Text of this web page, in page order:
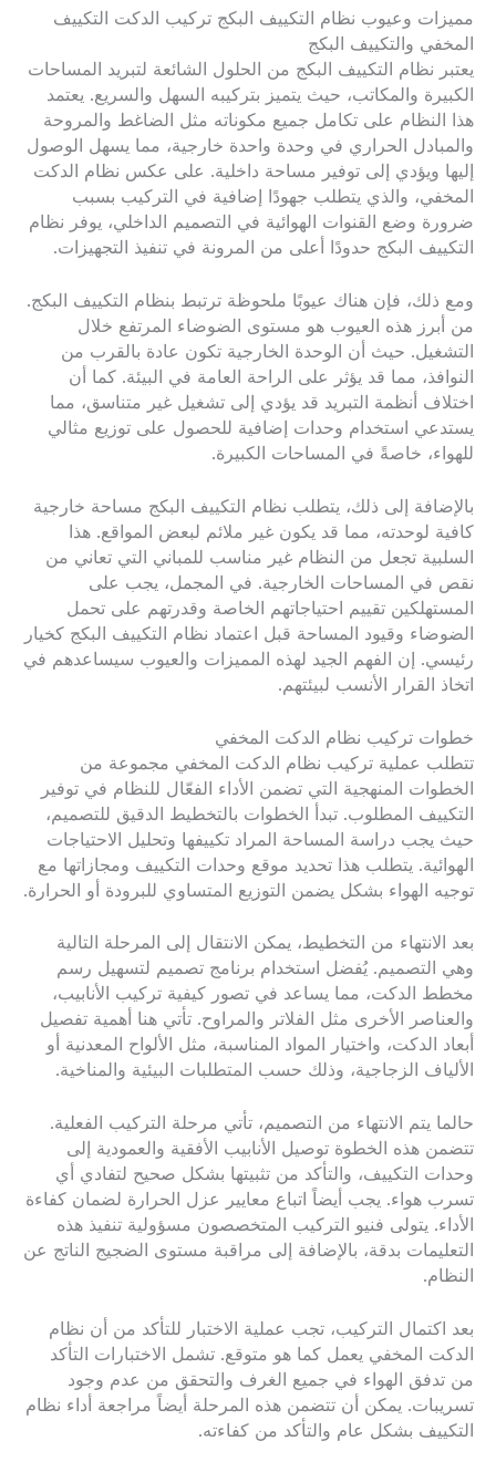
مميزات وعيوب نظام التكييف البكج تركيب الدكت التكييف
المخفي والتكييف البكج
يعتبر نظام التكييف البكج من الحلول الشائعة لتبريد المساحات
الكبيرة والمكاتب، حيث يتميز بتركيبه السهل والسريع. يعتمد
هذا النظام على تكامل جميع مكوناته مثل الضاغط والمروحة
والمبادل الحراري في وحدة واحدة خارجية، مما يسهل الوصول
إليها ويؤدي إلى توفير مساحة داخلية. على عكس نظام الدكت
المخفي، والذي يتطلب جهودًا إضافية في التركيب بسبب
ضرورة وضع القنوات الهوائية في التصميم الداخلي، يوفر نظام
التكييف البكج حدودًا أعلى من المرونة في تنفيذ التجهيزات.
ومع ذلك، فإن هناك عيوبًا ملحوظة ترتبط بنظام التكييف البكج.
من أبرز هذه العيوب هو مستوى الضوضاء المرتفع خلال
التشغيل. حيث أن الوحدة الخارجية تكون عادة بالقرب من
النوافذ، مما قد يؤثر على الراحة العامة في البيئة. كما أن
اختلاف أنظمة التبريد قد يؤدي إلى تشغيل غير متناسق، مما
يستدعي استخدام وحدات إضافية للحصول على توزيع مثالي
للهواء، خاصةً في المساحات الكبيرة.
بالإضافة إلى ذلك، يتطلب نظام التكييف البكج مساحة خارجية
كافية لوحدته، مما قد يكون غير ملائم لبعض المواقع. هذا
السلبية تجعل من النظام غير مناسب للمباني التي تعاني من
نقص في المساحات الخارجية. في المجمل، يجب على
المستهلكين تقييم احتياجاتهم الخاصة وقدرتهم على تحمل
الضوضاء وقيود المساحة قبل اعتماد نظام التكييف البكج كخيار
رئيسي. إن الفهم الجيد لهذه المميزات والعيوب سيساعدهم في
اتخاذ القرار الأنسب لبيئتهم.
خطوات تركيب نظام الدكت المخفي
تتطلب عملية تركيب نظام الدكت المخفي مجموعة من
الخطوات المنهجية التي تضمن الأداء الفعّال للنظام في توفير
التكييف المطلوب. تبدأ الخطوات بالتخطيط الدقيق للتصميم،
حيث يجب دراسة المساحة المراد تكييفها وتحليل الاحتياجات
الهوائية. يتطلب هذا تحديد موقع وحدات التكييف ومجازاتها مع
توجيه الهواء بشكل يضمن التوزيع المتساوي للبرودة أو الحرارة.
بعد الانتهاء من التخطيط، يمكن الانتقال إلى المرحلة التالية
وهي التصميم. يُفضل استخدام برنامج تصميم لتسهيل رسم
مخطط الدكت، مما يساعد في تصور كيفية تركيب الأنابيب،
والعناصر الأخرى مثل الفلاتر والمراوح. تأتي هنا أهمية تفصيل
أبعاد الدكت، واختيار المواد المناسبة، مثل الألواح المعدنية أو
الألياف الزجاجية، وذلك حسب المتطلبات البيئية والمناخية.
حالما يتم الانتهاء من التصميم، تأتي مرحلة التركيب الفعلية.
تتضمن هذه الخطوة توصيل الأنابيب الأفقية والعمودية إلى
وحدات التكييف، والتأكد من تثبيتها بشكل صحيح لتفادي أي
تسرب هواء. يجب أيضاً اتباع معايير عزل الحرارة لضمان كفاءة
الأداء. يتولى فنيو التركيب المتخصصون مسؤولية تنفيذ هذه
التعليمات بدقة، بالإضافة إلى مراقبة مستوى الضجيج الناتج عن
النظام.
بعد اكتمال التركيب، تجب عملية الاختبار للتأكد من أن نظام
الدكت المخفي يعمل كما هو متوقع. تشمل الاختبارات التأكد
من تدفق الهواء في جميع الغرف والتحقق من عدم وجود
تسريبات. يمكن أن تتضمن هذه المرحلة أيضاً مراجعة أداء نظام
التكييف بشكل عام والتأكد من كفاءته.